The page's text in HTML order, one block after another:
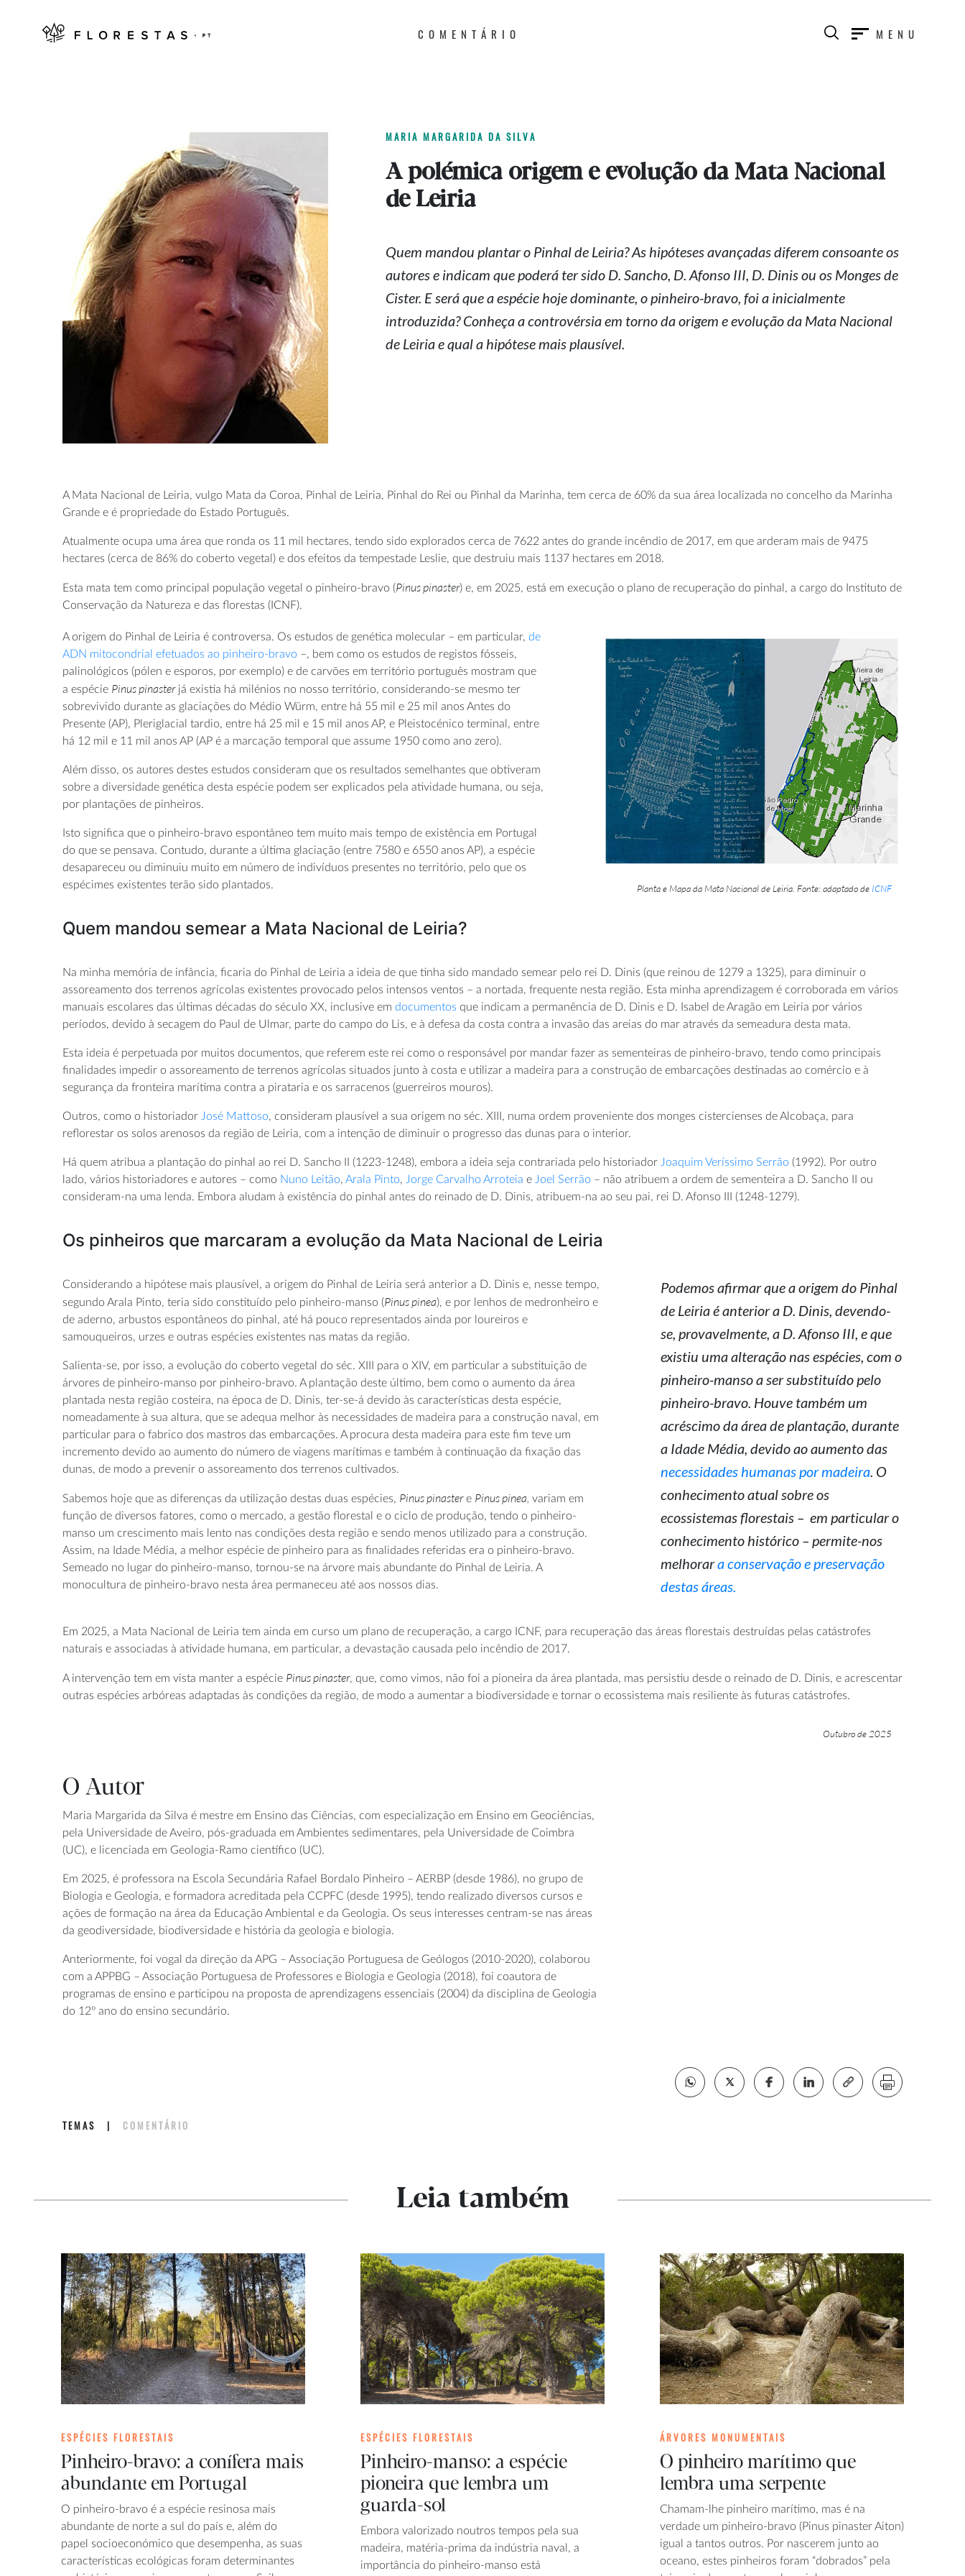
COMENTÁRIO MENU
MARIA MARGARIDA DA SILVA
A polémica origem e evolução da Mata Nacional
de Leiria
Quem mandou plantar o Pinhal de Leiria? As hipóteses avançadas diferem consoante os
autores e indicam que poderá ter sido D. Sancho, D. Afonso III, D. Dinis ou os Monges de
Cister. E será que a espécie hoje dominante, opinheiro-bravo, foi a inicialmente
introduzida? Conheça a controvérsia em torno da origem e evolução da Mata Nacional
de Leiria e qual a hipótese mais plausível.
A Mata Nacional de Leiria, vulgo Mata da Coroa, Pinhal de Leiria, Pinhal do Rei ou Pinhal da Marinha, tem cerca de 60% da sua área localizada no concelho da Marinha
Grande e é propriedade do Estado Português.
Atualmente ocupa uma área que ronda os 11 mil hectares, tendo sido explorados cerca de 7622 antes do grande incêndio de 2017, em que arderam mais de 9475
hectares (cerca de 86% do coberto vegetal) e dos efeitos da tempestade Leslie, que destruiu mais 1137 hectares em 2018.
Esta mata tem como principal população vegetal o pinheiro-bravo (Pinus pinaster) e, em 2025, está em execução o plano de recuperação do pinhal, a cargo do Instituto de
Conservação da Natureza e das florestas (ICNF).
A origem do Pinhal de Leiria é controversa. Os estudos de genética molecular – em particular, de
ADN mitocondrial efetuados ao pinheiro-bravo –, bem como os estudos de registos fósseis,
palinológicos (pólen e esporos, por exemplo) e de carvões em território português mostram que
a espécie Pinus pinasterjá existia há milénios no nosso território, considerando-se mesmo ter
sobrevivido durante as glaciações do Médio Würm, entre há 55 mil e 25 mil anos Antes do
Presente (AP), Pleriglacial tardio, entre há 25 mil e 15 mil anos AP, e Pleistocénico terminal, entre
há 12 mil e 11 mil anos AP (AP é a marcação temporal que assume 1950 como ano zero).
Além disso, os autores destes estudos consideram que os resultados semelhantes que obtiveram
sobre a diversidade genética desta espécie podem ser explicados pela atividade humana, ou seja,
por plantações de pinheiros.
Isto significa que o pinheiro-bravo espontâneo tem muito mais tempo de existência em Portugal
do que se pensava. Contudo, durante a última glaciação (entre 7580 e 6550 anos AP), a espécie
desapareceu ou diminuiu muito em número de indivíduos presentes no território, pelo que os
espécimes existentes terão sido plantados.
Planta e Mapa da Mata Nacional de Leiria. Fonte: adaptado de ICNF
Quem mandou semear a Mata Nacional de Leiria?
Na minha memória de infância, ficaria do Pinhal de Leiria a ideia de que tinha sido mandado semear pelo rei D. Dinis (que reinou de 1279 a 1325), para diminuir o
assoreamento dos terrenos agrícolas existentes provocado pelos intensos ventos – a nortada, frequente nesta região. Esta minha aprendizagem é corroborada em vários
manuais escolares das últimas décadas do século XX, inclusive em documentos que indicam a permanência de D. Dinis e D. Isabel de Aragão em Leiria por vários
períodos, devido à secagem do Paul de Ulmar, parte do campo do Lis, e à defesa da costa contra a invasão das areias do mar através da semeadura desta mata.
Esta ideia é perpetuada por muitos documentos, que referem este rei como o responsável por mandar fazer as sementeiras de pinheiro-bravo, tendo como principais
finalidades impedir o assoreamento de terrenos agrícolas situados junto à costa e utilizar a madeira para a construção de embarcações destinadas ao comércio e à
segurança da fronteira marítima contra a pirataria e os sarracenos (guerreiros mouros).
Outros, como o historiador José Mattoso, consideram plausível a sua origem no séc. XIII, numa ordem proveniente dos monges cistercienses de Alcobaça, para
reflorestar os solos arenosos da região de Leiria, com a intenção de diminuir o progresso das dunas para o interior.
Há quem atribua a plantação do pinhal ao rei D. Sancho II (1223-1248), embora a ideia seja contrariada pelo historiador Joaquim Veríssimo Serrão (1992). Por outro
lado, vários historiadores e autores – como Nuno Leitão, Arala Pinto, Jorge Carvalho Arroteia e Joel Serrão – não atribuem a ordem de sementeira a D. Sancho II ou
consideram-na uma lenda. Embora aludam à existência do pinhal antes do reinado de D. Dinis, atribuem-na ao seu pai, rei D. Afonso III (1248-1279).
Os pinheiros que marcaram a evolução da Mata Nacional de Leiria
Considerando a hipótese mais plausível, a origem do Pinhal de Leiria será anterior a D. Dinis e, nesse tempo,
segundo Arala Pinto, teria sido constituído pelo pinheiro-manso (Pinus pinea), e por lenhos de medronheiro e
de aderno, arbustos espontâneos do pinhal, até há pouco representados ainda por loureiros e
samouqueiros, urzes e outras espécies existentes nas matas da região.
Salienta-se, por isso, a evolução do coberto vegetal do séc. XIII para o XIV, em particular a substituição de
árvores de pinheiro-manso por pinheiro-bravo. A plantação deste último, bem como o aumento da área
plantada nesta região costeira, na época de D. Dinis, ter-se-á devido às características desta espécie,
nomeadamente à sua altura, que se adequa melhor às necessidades de madeira para a construção naval, em
particular para o fabrico dos mastros das embarcações. A procura desta madeira para este fim teve um
incremento devido ao aumento do número de viagens marítimas e também à continuação da fixação das
dunas, de modo a prevenir o assoreamento dos terrenos cultivados.
Sabemos hoje que as diferenças da utilização destas duas espécies, Pinus pinastere Pinus pinea, variam em
função de diversos fatores, como o mercado, a gestão florestal e o ciclo de produção, tendo o pinheiro-
manso um crescimento mais lento nas condições desta região e sendo menos utilizado para a construção.
Assim, na Idade Média, a melhor espécie de pinheiro para as finalidades referidas era o pinheiro-bravo.
Semeado no lugar do pinheiro-manso, tornou-se na árvore mais abundante do Pinhal de Leiria. A
monocultura de pinheiro-bravo nesta área permaneceu até aos nossos dias.
Podemos afirmar que a origem do Pinhal
de Leiria é anterior a D. Dinis, devendo-
se, provavelmente, a D. Afonso III, e que
existiu uma alteração nas espécies, com o
pinheiro-manso a ser substituído pelo
pinheiro-bravo. Houve também um
acréscimo da área de plantação, durante
a Idade Média, devido ao aumento das
necessidades humanas por madeira. O
conhecimento atual sobre os
ecossistemas florestais – em particular o
conhecimento histórico – permite-nos
melhorara conservação e preservação
destas áreas.
Em 2025, a Mata Nacional de Leiria tem ainda em curso um plano de recuperação, a cargo ICNF, para recuperação das áreas florestais destruídas pelas catástrofes
naturais e associadas à atividade humana, em particular, a devastação causada pelo incêndio de 2017.
A intervenção tem em vista manter a espécie Pinus pinaster, que, como vimos, não foi a pioneira da área plantada, mas persistiu desde o reinado de D. Dinis, e acrescentar
outras espécies arbóreas adaptadas às condições da região, de modo a aumentar a biodiversidade e tornar o ecossistema mais resiliente às futuras catástrofes.
Outubro de 2025
O Autor
Maria Margarida da Silva é mestre em Ensino das Ciências, com especialização em Ensino em Geociências,
pela Universidade de Aveiro, pós-graduada em Ambientes sedimentares, pela Universidade de Coimbra
(UC), e licenciada em Geologia-Ramo científico (UC).
Em 2025, é professora na Escola Secundária Rafael Bordalo Pinheiro – AERBP (desde 1986), no grupo de
Biologia e Geologia, e formadora acreditada pela CCPFC (desde 1995), tendo realizado diversos cursos e
ações de formação na área da Educação Ambiental e da Geologia. Os seus interesses centram-se nas áreas
da geodiversidade, biodiversidade e história da geologia e biologia.
Anteriormente, foi vogal da direção da APG – Associação Portuguesa de Geólogos (2010-2020), colaborou
com a APPBG – Associação Portuguesa de Professores e Biologia e Geologia (2018), foi coautora de
programas de ensino e participou na proposta de aprendizagens essenciais (2004) da disciplina de Geologia
do 12º ano do ensino secundário.
TEMAS | COMENTÁRIO
Leia também
ESPÉCIES FLORESTAIS
Pinheiro-bravo: a conífera mais
abundante em Portugal
O pinheiro-bravo é a espécie resinosa mais
abundante de norte a sul do país e, além do
papel socioeconómico que desempenha, as suas
características ecológicas foram determinantes
ESPÉCIES FLORESTAIS
Pinheiro-manso: a espécie
pioneira que lembra um
guarda-sol
Embora valorizado noutros tempos pela sua
madeira, matéria-prima da indústria naval, a
importância do pinheiro-manso está
ÁRVORES MONUMENTAIS
O pinheiro marítimo que
lembra uma serpente
Chamam-lhe pinheiro marítimo, mas é na
verdade um pinheiro-bravo (Pinus pinaster Aiton)
igual a tantos outros. Por nascerem junto ao
oceano, estes pinheiros foram “dobrados” pela